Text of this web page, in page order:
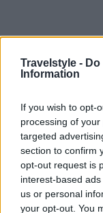
Travelstyle -
Information
If you wish to opt-
processing of
targeted
section to confirm
opt-out request is
interest-based
us or personal
your opt-out. You